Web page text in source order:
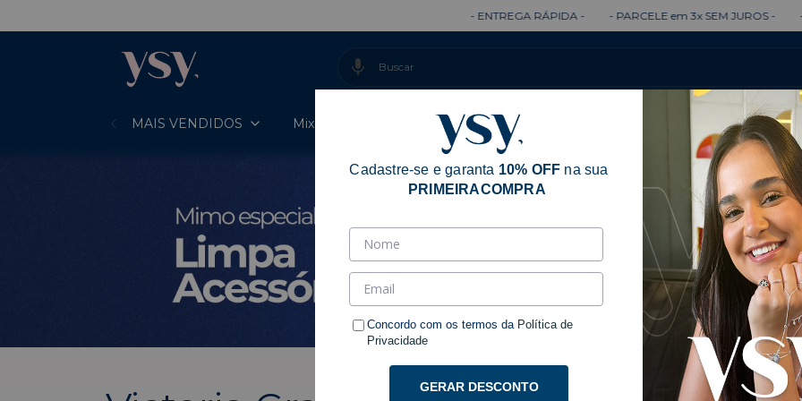
- ENTREGA RÁPIDA - - PARCELE em 3x SEM JUROS - -
MAIS VENDIDOS Mixes Prontos Colares Pulseiras
Cadastre-se e garanta 10% OFF na sua
PRIMEIRACOMPRA
Concordo com os termos da Política de
Privacidade
GERAR DESCONTO